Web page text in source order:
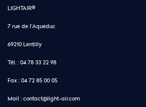
LIGHTAIR®
7 rue de l'Aqueduc
69210 Lentilly
Tél. : 04 78 33 22 98
Fax : 04 72 85 00 05
Mail : contact@light-air.com